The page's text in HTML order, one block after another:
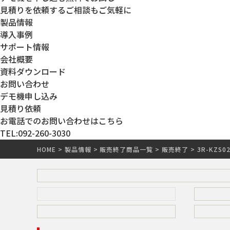
見積りを依頼するご相談もご気軽に
製品情報
導入事例
サポート情報
会社概要
資料ダウンロード
お問い合わせ
デモ機申し込み
見積り依頼
お電話でのお問い合わせはこちら
TEL:092-260-3030
HOME > 製品情報 > 販売終了商品一覧 > 販売終了 > 3R-KZS02